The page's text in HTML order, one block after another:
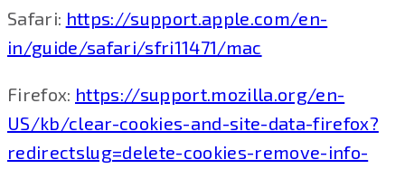
Safari: https://support.apple.com/en-
in/guide/safari/sfri11471/mac
Firefox: https://support.mozilla.org/en-
US/kb/clear-cookies-and-site-data-firefox?
redirectslug=delete-cookies-remove-info-